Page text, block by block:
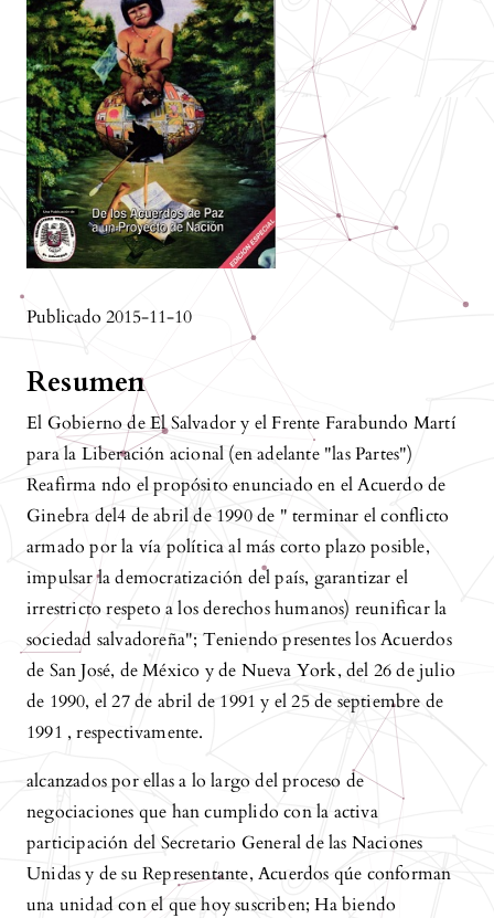
Publicado 2015-11-10
Resumen
El Gobierno de El Salvador y el Frente Farabundo Martí
para la Liberación acional (en adelante "las Partes")
Reafirma ndo el propósito enunciado en el Acuerdo de
Ginebra del4 de abril de 1990 de " terminar el conflicto
armado por la vía política al más corto plazo posible,
impulsar la democratización del país, garantizar el
irrestricto respeto a los derechos humanos) reunificar la
sociedad salvadoreña"; Teniendo presentes los Acuerdos
de San José, de México y de Nueva York, del 26 de julio
de 1990, el 27 de abril de 1991 y el 25 de septiembre de
1991 , respectivamente.
alcanzados por ellas a lo largo del proceso de
negociaciones que han cumplido con la activa
participación del Secretario General de las Naciones
Unidas y de su Representante, Acuerdos qúe conforman
una unidad con el que hoy suscriben; Ha biendo